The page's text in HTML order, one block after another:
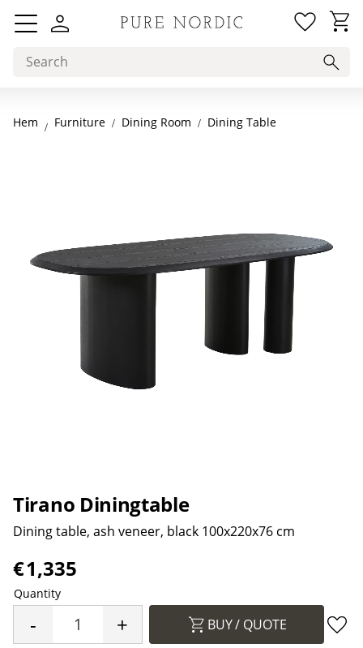
Menu
Basket
Hem Furniture Dining Room Dining Table
Tirano Diningtable
Dining table, ash veneer, black 100x220x76 cm
€1,335
Quantity
+
- BUY